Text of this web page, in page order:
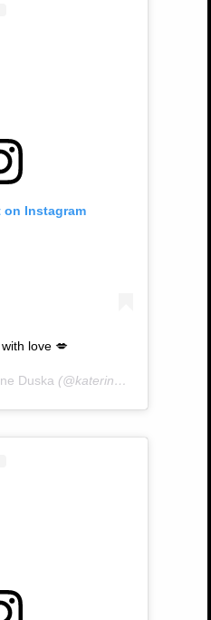
Instagram
love 💋
Duska (@katerineduska) on